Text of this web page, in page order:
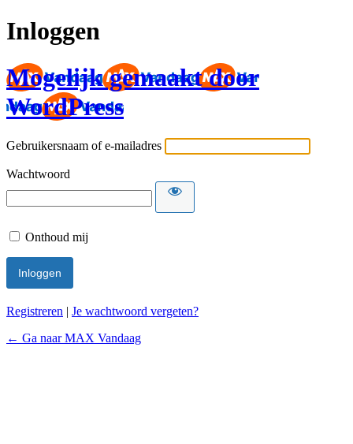
Inloggen
Mogelijk gemaakt door
WordPress
Gebruikersnaam of e-mailadres
Wachtwoord
Onthoud mij
Registreren | Je wachtwoord vergeten?
← Ga naar MAX Vandaag